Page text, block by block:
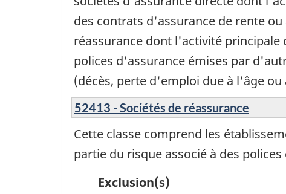
des contrats d'assurance de rente
réassurance dont l'activité principale
polices d'assurance émises par
(décès, perte d'emploi due à l'âge
52413 - Sociétés de réassurance
Cette classe comprend les
partie du risque associé à des
Exclusion(s)